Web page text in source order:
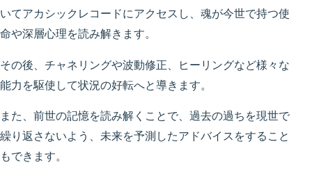
いてアカシックレコードにアクセスし、魂が今世で持つ使
命や深層心理を読み解きます。
その後、チャネリングや波動修正、ヒーリングなど様々な
能力を駆使して状況の好転へと導きます。
また、前世の記憶を読み解くことで、過去の過ちを現世で
繰り返さないよう、未来を予測したアドバイスをすること
もできます。